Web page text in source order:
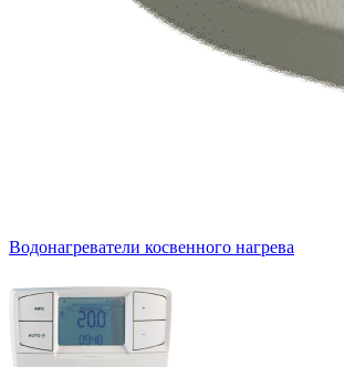
Водонагреватели косвенного нагрева